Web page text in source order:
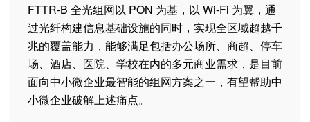
FTTR-B 全光组网以 PON 为基，以 Wi-Fi 为翼，通
过光纤构建信息基础设施的同时，实现全区域超越千
兆的覆盖能力，能够满足包括办公场所、商超、停车
场、酒店、医院、学校在内的多元商业需求，是目前
面向中小微企业最智能的组网方案之一，有望帮助中
小微企业破解上述痛点。